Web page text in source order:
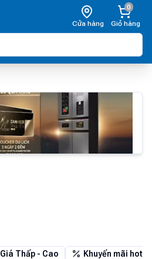
Cửa hàng
0
Giỏ hàng
Giá Thấp - Cao Khuyến mãi hot